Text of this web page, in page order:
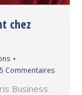
chez
Commentaires
Business